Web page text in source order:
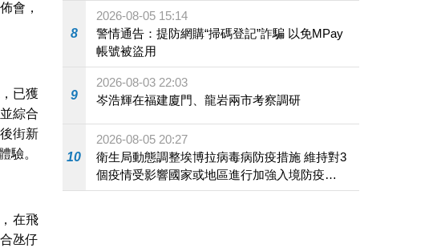
會，
已獲
綜合
街新
驗。
在飛
氹仔
8
2026-08-05 15:14
警情通告：提防網購“掃碼登記”詐騙 以免MPay
帳號被盜用
9
2026-08-03 22:03
岑浩輝在福建廈門、龍岩兩市考察調研
10
2026-08-05 20:27
衛生局動態調整埃博拉病毒病防疫措施 維持對3
個疫情受影響國家或地區進行加強入境防疫措
施